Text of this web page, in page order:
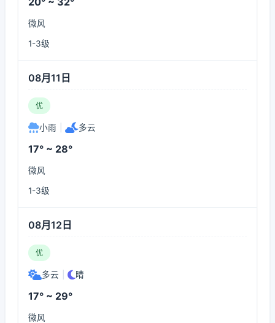
微风
1-3级
08月11日
优
小雨 多云
17° ~ 28°
微风
1-3级
08月12日
优
多云 晴
17° ~ 29°
微风